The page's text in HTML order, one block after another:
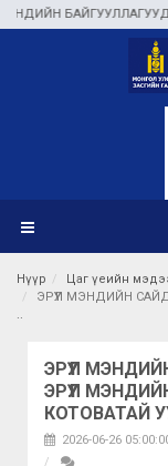
БАЙГУУЛЛАГУУДАД
Нүүр
Цаг үеийн
ЭРҮҮЛ МЭНДИЙН
ЭРҮҮЛ
ЭРҮҮЛ
КОТОВАТАЙ
2026-06-26